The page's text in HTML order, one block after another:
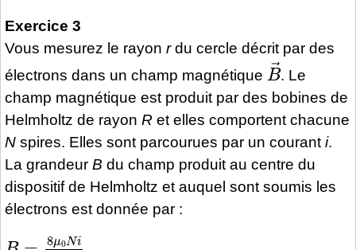
Exercice 3
Vous mesurez le rayon rdu cercle décrit par des
électrons dans un champ magnétique
B→
. Le
champ magnétique est produit par des bobines de
Helmholtz de rayon R et elles comportent chacune
N spires. Elles sont parcourues par un courant i.
La grandeur B du champ produit au centre du
dispositif de Helmholtz et auquel sont soumis les
électrons est donnée par :
B= μ0Ni5